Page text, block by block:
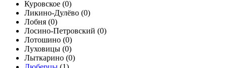
Куровское (0)
Ликино-Дулёво (0)
Лобня (0)
Лосино-Петровский (0)
Лотошино (0)
Луховицы (0)
Лыткарино (0)